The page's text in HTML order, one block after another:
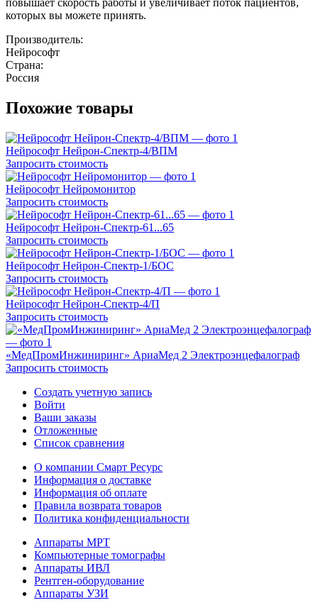
которых вы можете принять.
Производитель:
Нейрософт
Страна:
Россия
Похожие товары
Нейрософт Нейрон-Спектр-4/ВПМ
Запросить стоимость
Нейрософт Нейромонитор
Запросить стоимость
Нейрософт Нейрон-Спектр-61...65
Запросить стоимость
Нейрософт Нейрон-Спектр-1/БОС
Запросить стоимость
Нейрософт Нейрон-Спектр-4/П
Запросить стоимость
«МедПромИнжиниринг» АриаМед 2 Электроэнцефалограф
Запросить стоимость
Создать учетную запись
Войти
Ваши заказы
Отложенные
Список сравнения
О компании Смарт Ресурс
Информация о доставке
Информация об оплате
Правила возврата товаров
Политика конфиденциальности
Аппараты МРТ
Компьютерные томографы
Аппараты ИВЛ
Рентген-оборудование
Аппараты УЗИ